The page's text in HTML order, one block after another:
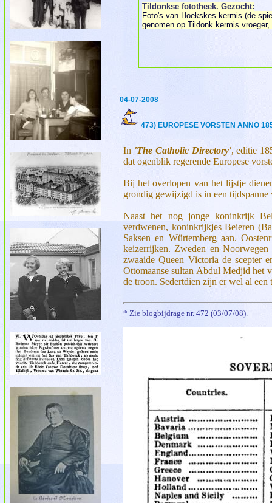
Tildonkse fototheek. Gezocht:
Foto's van Hoekskes kermis (de
genomen op Tildonk kermis
04-07-2008
473) EUROPESE VORSTEN ANNO
In 'The Catholic Directory', editie
dat ogenblik regerende Europese
Bij het overlopen van het lijstje
grondig gewijzigd is in een tijdspanne
Naast het nog jonge koninkrijk
verdwenen, koninkrijkjes Beieren
Saksen en Würtemberg aan.
keizerrijken. Zweden en
zwaaide Queen Victoria de scepter
Ottomaanse sultan Abdul Medjid het
de troon. Sedertdien zijn er wel al een
* Zie blogbijdrage nr. 472 (03/07/08).